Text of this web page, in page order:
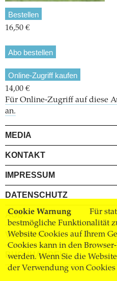
Cookie Warnung
Für
bestmögliche Funktionalität
Website Cookies auf Ihrem
Cookies kann in den
werden. Wenn Sie die
der Verwendung von Cookies
Bestellen
16,50 €
Abo bestellen
Online-Zugriff kaufen
14,00 €
Für Online-Zugriff auf diese
an.
MEDIA
KONTAKT
IMPRESSUM
DATENSCHUTZ
AGB
VERSAND
BUCHHANDEL